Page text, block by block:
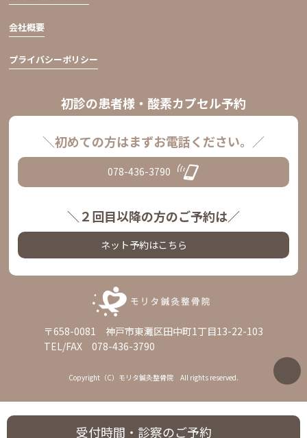
会社概要
プライバシーポリシー
初診の患者様・酸素カプセル予約
＼初めての方はまずお電話ください。／
078-436-3790
＼２回目以降の方のご予約は／
ネット予約はこちら
受付時間・ 診察のご予約
〒658-0081 神戸市東灘区田中町1丁目13-22-103
TEL/FAX 078-436-3790
Copyright（C）モリタ鍼灸整骨院 All rights reserved.